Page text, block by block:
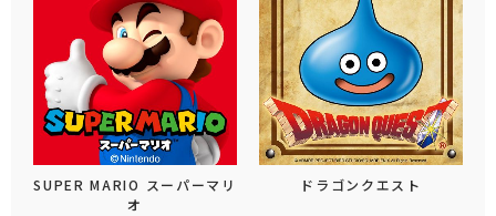
SUPER MARIO スーパーマリ
オ
ドラゴンクエスト